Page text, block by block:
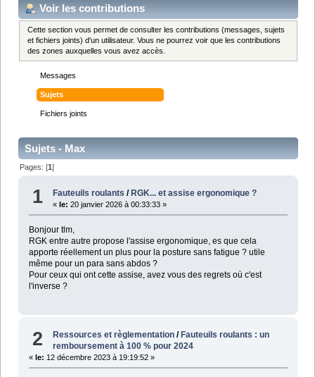
Voir les contributions
Cette section vous permet de consulter les contributions (messages, sujets
et fichiers joints) d'un utilisateur. Vous ne pourrez voir que les contributions
des zones auxquelles vous avez accès.
Messages
Sujets
Fichiers joints
Sujets - Max
Pages: [1]
1 Fauteuils roulants /RGK... et assise ergonomique ?
«le: 20 janvier 2026 à 00:33:33 »
Bonjour tlm,
RGK entre autre propose l'assise ergonomique, es que cela
apporte réellement un plus pour la posture sans fatigue ? utile
même pour un para sans abdos ?
Pour ceux qui ont cette assise, avez vous des regrets où c'est
l'inverse ?
2 Ressources et règlementation / Fauteuils roulants : un
remboursement à 100 % pour 2024
« le: 12 décembre 2023 à 19:19:52 »